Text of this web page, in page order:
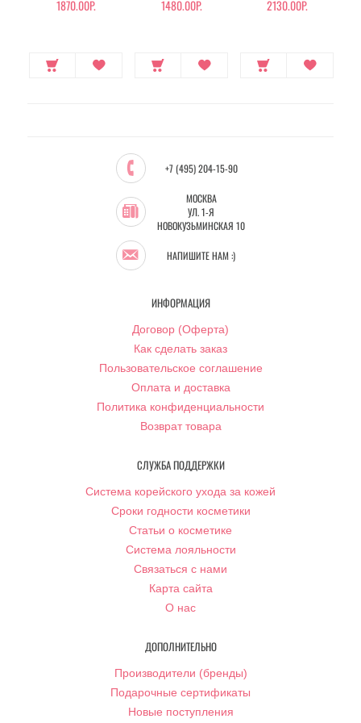
1870.00Р. 1480.00Р. 2130.00Р.
+7 (495) 204-15-90
МОСКВА
УЛ. 1-Я
НОВОКУЗЬМИНСКАЯ 10
НАПИШИТЕ НАМ :)
ИНФОРМАЦИЯ
Договор (Оферта)
Как сделать заказ
Пользовательское соглашение
Оплата и доставка
Политика конфиденциальности
Возврат товара
СЛУЖБА ПОДДЕРЖКИ
Система корейского ухода за кожей
Сроки годности косметики
Статьи о косметике
Система лояльности
Связаться с нами
Карта сайта
О нас
ДОПОЛНИТЕЛЬНО
Производители (бренды)
Подарочные сертификаты
Новые поступления